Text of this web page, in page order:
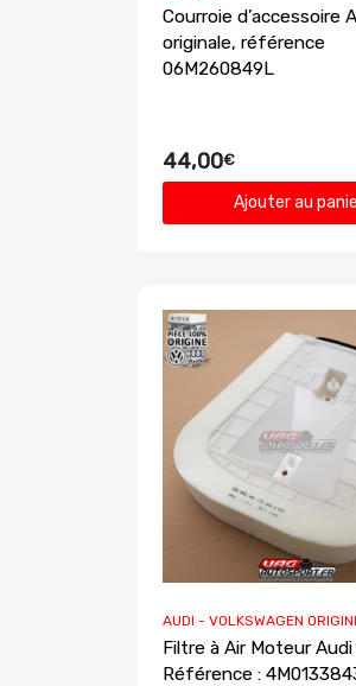
Courroie d’accessoire
originale, référence
06M260849L
44,00€
Ajouter au
AUDI - VOLKSWAGEN
Filtre à Air Moteur Audi
Référence :